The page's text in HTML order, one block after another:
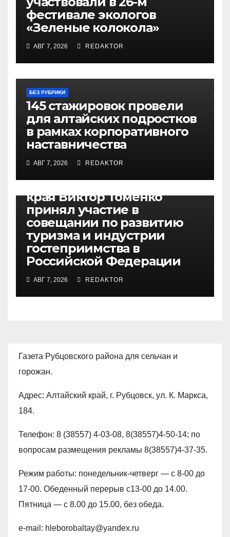
фестивале экологов
«Зеленые колокола»
АВГ 7, 2026 REDAKTOR
БЕЗ РУБРИКИ
145 стажировок провели
для алтайских подростков
в рамках корпоративного
наставничества
АВГ 7, 2026 REDAKTOR
Губернатор Алтайского
края Виктор Томенко
принял участие в
совещании по развитию
туризма и индустрии
гостеприимства в
Российской Федерации
АВГ 7, 2026 REDAKTOR
Газета Рубцовского района для сельчан и
горожан.
Адрес: Алтайский край, г. Рубцовск, ул. К. Маркса,
184.
Телефон: 8 (38557) 4-03-08, 8(38557)4-50-14; по
вопросам размещения рекламы 8(38557)4-37-35.
Режим работы: понедельник-четверг — с 8-00 до
17-00. Обеденный перерыв с13-00 до 14.00.
Пятница — с 8.00 до 15.00, без обеда.
e-mail: hleborobaltay@yandex.ru